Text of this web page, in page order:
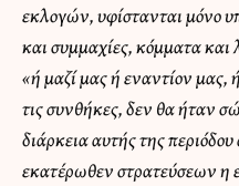
εκλογών, υφίστανται μόνο
και συμμαχίες, κόμματα και
«ή μαζί μας ή εναντίον μας,
τις συνθήκες, δεν θα ήταν
διάρκεια αυτής της
εκατέρωθεν στρατεύσεων η